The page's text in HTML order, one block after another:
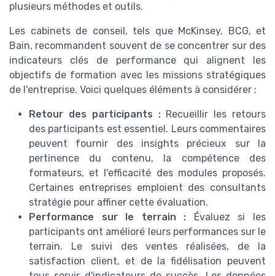
plusieurs méthodes et outils.
Les cabinets de conseil, tels que McKinsey, BCG, et
Bain, recommandent souvent de se concentrer sur des
indicateurs clés de performance qui alignent les
objectifs de formation avec les missions stratégiques
de l'entreprise. Voici quelques éléments à considérer :
Retour des participants :Recueillir les retours
des participants est essentiel. Leurs commentaires
peuvent fournir des insights précieux sur la
pertinence du contenu, la compétence des
formateurs, et l'efficacité des modules proposés.
Certaines entreprises emploient des consultants
stratégie pour affiner cette évaluation.
Performance sur le terrain : Évaluez si les
participants ont amélioré leurs performances sur le
terrain. Le suivi des ventes réalisées, de la
satisfaction client, et de la fidélisation peuvent